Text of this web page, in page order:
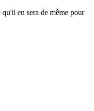
en sera de même pour